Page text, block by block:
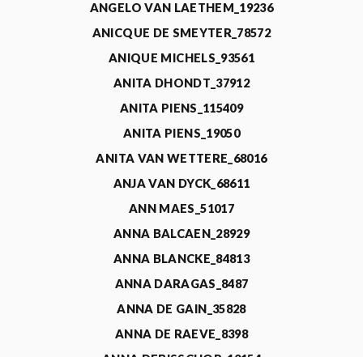
ANGELO VAN LAETHEM_19236
ANICQUE DE SMEYTER_78572
ANIQUE MICHELS_93561
ANITA DHONDT_37912
ANITA PIENS_115409
ANITA PIENS_19050
ANITA VAN WETTERE_68016
ANJA VAN DYCK_68611
ANN MAES_51017
ANNA BALCAEN_28929
ANNA BLANCKE_84813
ANNA DARAGAS_8487
ANNA DE GAIN_35828
ANNA DE RAEVE_8398